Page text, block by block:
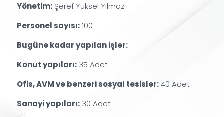
Yönetim: Şeref Yüksel Yılmaz
Personel sayısı:100
Bugüne kadar yapılan işler:
Konut yapıları: 35 Adet
Ofis, AVM ve benzeri sosyal tesisler:40 Adet
Sanayi yapıları: 30 Adet